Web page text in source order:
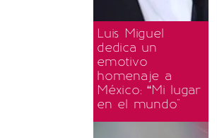
Luis Miguel
dedica un
emotivo
homenaje a
México: “Mi lugar
en el mundo"